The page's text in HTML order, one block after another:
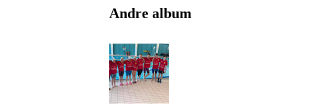
Andre album